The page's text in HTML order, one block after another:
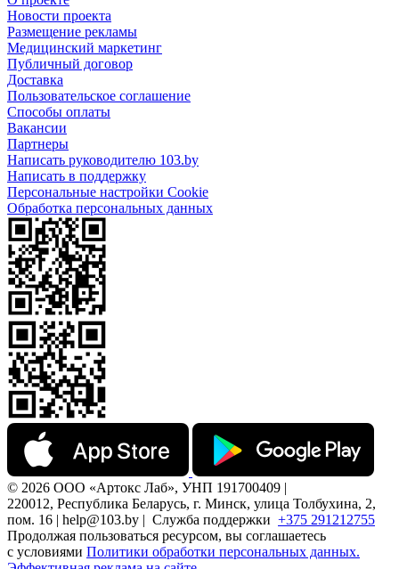
Новости проекта
Размещение рекламы
Медицинский маркетинг
Публичный договор
Доставка
Пользовательское соглашение
Способы оплаты
Вакансии
Партнеры
Написать руководителю 103.by
Написать в поддержку
Персональные настройки Cookie
Обработка персональных данных
© 2026 ООО «Артокс Лаб», УНП 191700409 |
220012, Республика Беларусь, г. Минск, улица Толбухина, 2,
пом. 16 | help@103.by | Служба поддержки +375 291212755
Продолжая пользоваться ресурсом, вы соглашаетесь
с условиями Политики обработки персональных данных.